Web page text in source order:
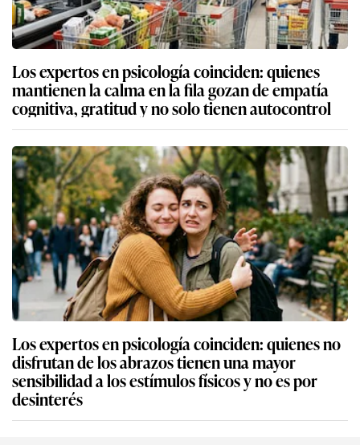
Los expertos en psicología coinciden: quienes
mantienen la calma en la fila gozan de empatía
cognitiva, gratitud y no solo tienen autocontrol
Los expertos en psicología coinciden: quienes no
disfrutan de los abrazos tienen una mayor
sensibilidad a los estímulos físicos y no es por
desinterés